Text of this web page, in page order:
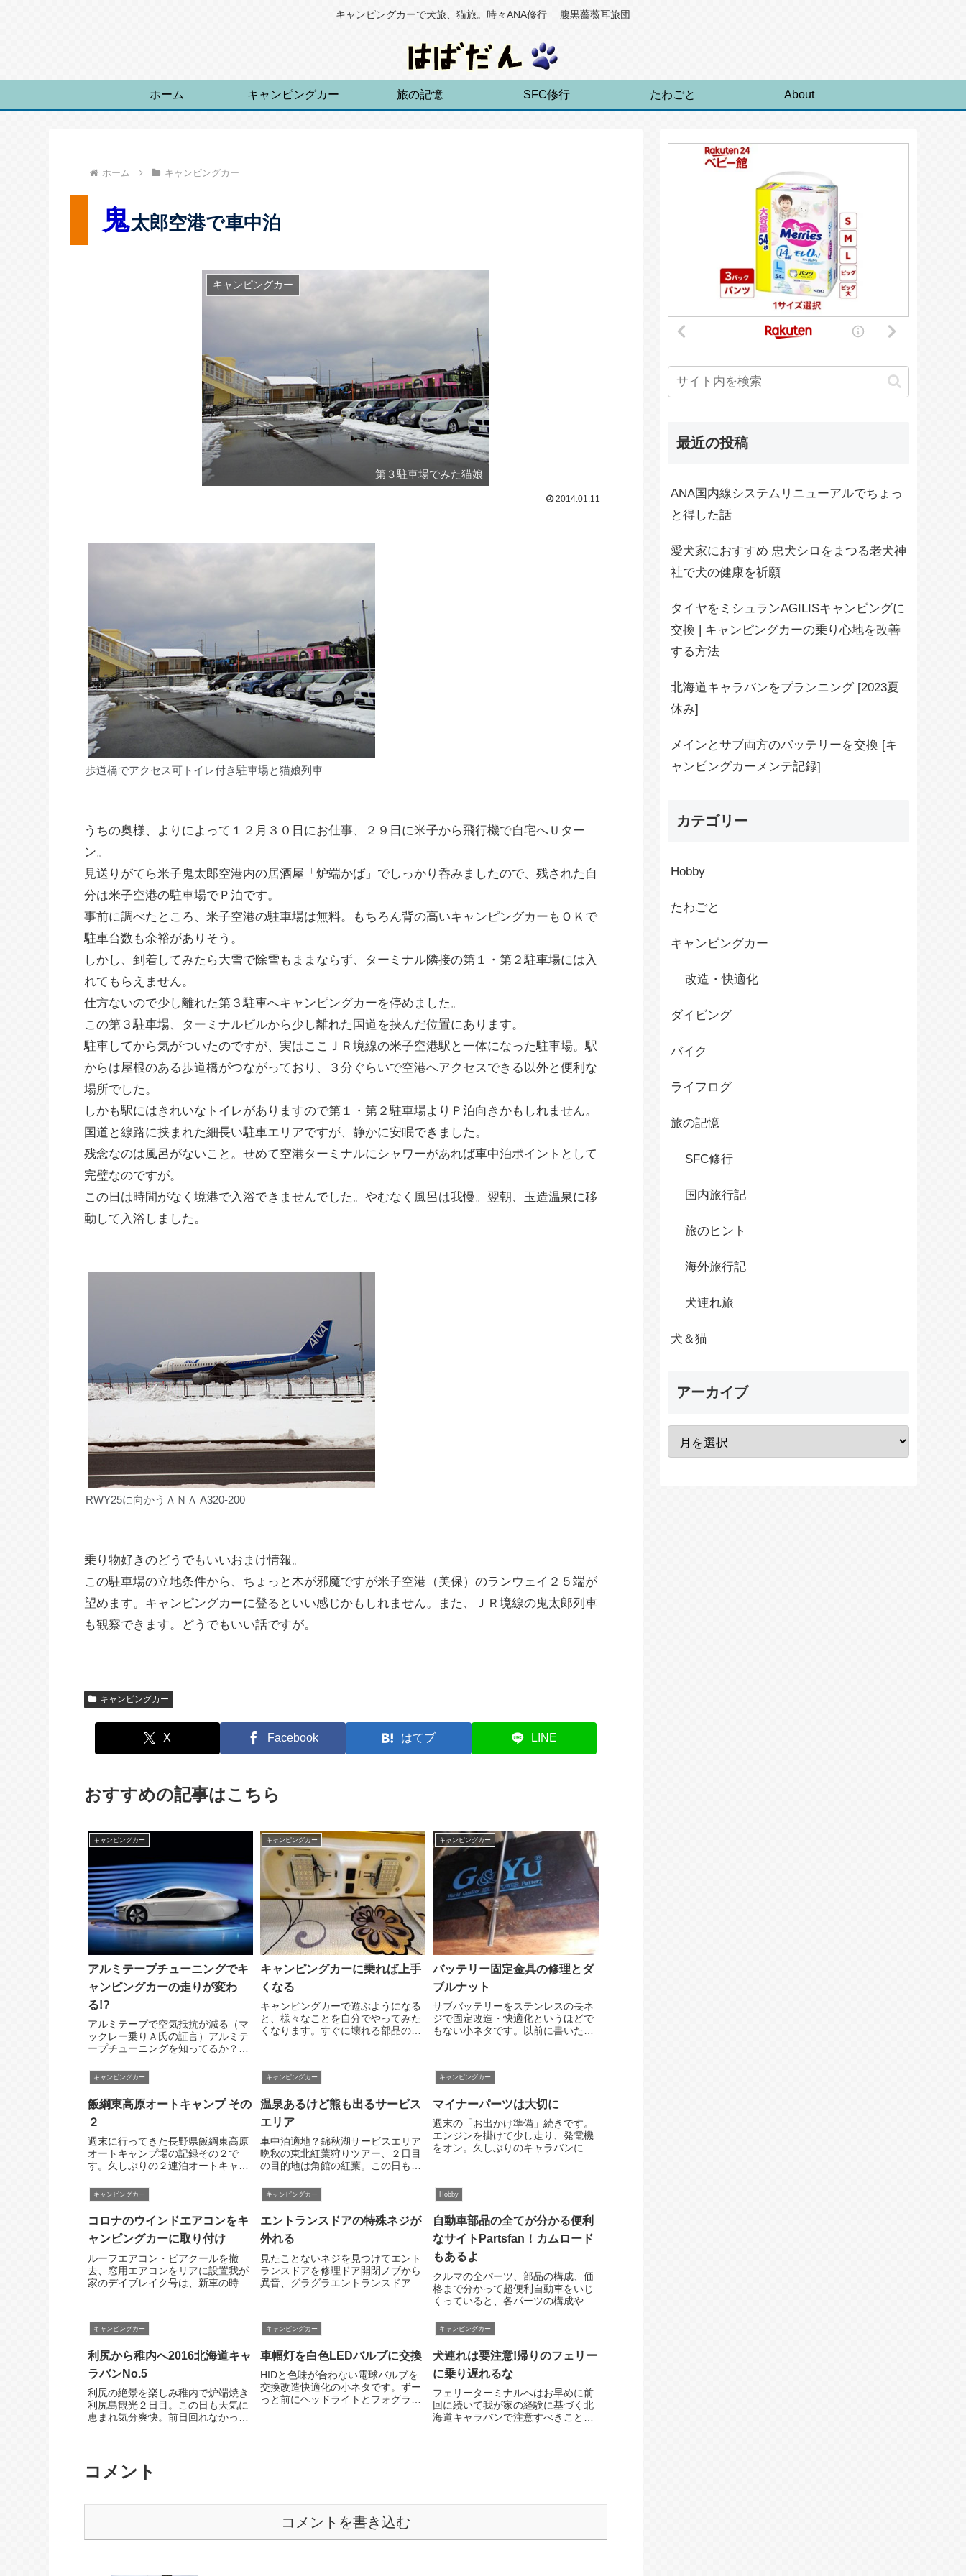
キャンピングカーで犬旅、猫旅。時々ANA修行 腹黒薔薇耳旅団
ホーム キャンピングカー 旅の記憶 SFC修行 たわごと About
ホーム キャンピングカー
鬼太郎空港で車中泊
キャンピングカー
第３駐車場でみた猫娘
2014.01.11
歩道橋でアクセス可トイレ付き駐車場と猫娘列車
うちの奥様、よりによって１２月３０日にお仕事、２９日に米子から飛行機で自宅へＵター
ン。
見送りがてら米子鬼太郎空港内の居酒屋「炉端かば」でしっかり呑みましたので、残された自
分は米子空港の駐車場でＰ泊です。
事前に調べたところ、米子空港の駐車場は無料。もちろん背の高いキャンピングカーもＯＫで
駐車台数も余裕がありそう。
しかし、到着してみたら大雪で除雪もままならず、ターミナル隣接の第１・第２駐車場には入
れてもらえません。
仕方ないので少し離れた第３駐車へキャンピングカーを停めました。
この第３駐車場、ターミナルビルから少し離れた国道を挟んだ位置にあります。
駐車してから気がついたのですが、実はここＪＲ境線の米子空港駅と一体になった駐車場。駅
からは屋根のある歩道橋がつながっており、３分ぐらいで空港へアクセスできる以外と便利な
場所でした。
しかも駅にはきれいなトイレがありますので第１・第２駐車場よりＰ泊向きかもしれません。
国道と線路に挟まれた細長い駐車エリアですが、静かに安眠できました。
残念なのは風呂がないこと。せめて空港ターミナルにシャワーがあれば車中泊ポイントとして
完璧なのですが。
この日は時間がなく境港で入浴できませんでした。やむなく風呂は我慢。翌朝、玉造温泉に移
動して入浴しました。
RWY25に向かうＡＮＡ A320-200
乗り物好きのどうでもいいおまけ情報。
この駐車場の立地条件から、ちょっと木が邪魔ですが米子空港（美保）のランウェイ２５端が
望めます。キャンピングカーに登るといい感じかもしれません。また、ＪＲ境線の鬼太郎列車
も観察できます。どうでもいい話ですが。
キャンピングカー
X Facebook はてブ LINE
おすすめの記事はこちら
キャンピングカー
アルミテープチューニングでキ
ャンピングカーの走りが変わ
る!?
アルミテープで空気抵抗が減る（マ
ックレー乗りＡ氏の証言）アルミテ
ープチューニングを知ってるか？そ
りつけるだけで空気抵抗が減り、高
速安定性が向上するっていうアレだ
よ。中にはオカルトだなんていう奴
もいるが、天下の...
キャンピングカー
キャンピングカーに乗れば上手
くなる
キャンピングカーで遊ぶようになる
と、様々なことを自分でやってみた
くなります。すぐに壊れる部品の補
りになって初めて挑戦したことがい
キャンピングカー
バッテリー固定金具の修理とダ
ブルナット
サブバッテリーをステンレスの長ネ
ジで固定改造・快適化というほどで
もない小ネタです。以前に書いたサ
てやっと修理しました。ジョイフル
キャンピングカー
飯綱東高原オートキャンプ その
２
週末に行ってきた長野県飯綱東高原
オートキャンプ場の記録その２で
す。久しぶりの２連泊オートキャン
プ場でまったり仕様というのが当初
からの計画。朝起きたら、前の晩の
残りの海鮮トマト煮をスープに仕立
て直し、フランスパ...
キャンピングカー
温泉あるけど熊も出るサービス
エリア
車中泊適地？錦秋湖サービスエリア
晩秋の東北紅葉狩りツアー、２日目
の目的地は角館の紅葉。この日も天
品の郷を出発です。下道で若柳金成
ＩＣまで出たあとそこから一気に東
北道を北上。秋田自動車道へ進みま
す。温泉付きサー...
キャンピングカー
マイナーパーツは大切に
週末の「お出かけ準備」続きです。
エンジンを掛けて少し走り、発電機
をオン。久しぶりのキャラバンに向
してみます。するとここでちょっと
キャンピングカー
コロナのウインドエアコンをキ
ャンピングカーに取り付け
ルーフエアコン・ピアクールを撤
去、窓用エアコンをリアに設置我が
家のデイブレイク号は、新車の時か
には、通常はコールマンのルーフエ
キャンピングカー
エントランスドアの特殊ネジが
外れる
見たことないネジを見つけてエント
ランスドアを修理ドア開閉ノブから
異音、グラグラエントランスドアの
ノブの金具部分をチェックすると、
Hobby
自動車部品の全てが分かる便利
なサイトPartsfan！カムロード
もあるよ
クルマの全パーツ、部品の構成、価
格まで分かって超便利自動車をいじ
くっていると、各パーツの構成や解
ルがあればいいのにと思いますよ
ね。改造しないと気が済まないマニ
アであれば、ディーラーや共販にお
願いしていわゆる「...
キャンピングカー
利尻から稚内へ2016北海道キャ
ラバンNo.5
利尻の絶景を楽しみ稚内で炉端焼き
利尻島観光２日目。この日も天気に
恵まれ気分爽快。前日回れなかった
を楽しんだ。観光ポイント非常に静
かというか、人気...
キャンピングカー
車幅灯を白色LEDバルブに交換
HIDと色味が合わない電球バルブを
交換改造快適化の小ネタです。ずー
っと前にヘッドライトとフォグラン
キャンピングカー
犬連れは要注意!帰りのフェリー
に乗り遅れるな
フェリーターミナルへはお早めに前
回に続いて我が家の経験に基づく北
海道キャラバンで注意すべきことの
コメント
コメントを書き込む
最近の投稿
ANA国内線システムリニューアルでちょっ
と得した話
愛犬家におすすめ 忠犬シロをまつる老犬神
社で犬の健康を祈願
タイヤをミシュランAGILISキャンピングに
交換 | キャンピングカーの乗り心地を改善
する方法
北海道キャラバンをプランニング [2023夏
休み]
メインとサブ両方のバッテリーを交換 [キ
ャンピングカーメンテ記録]
カテゴリー
Hobby
たわごと
キャンピングカー
改造・快適化
ダイビング
バイク
ライフログ
旅の記憶
SFC修行
国内旅行記
旅のヒント
海外旅行記
犬連れ旅
犬＆猫
アーカイブ